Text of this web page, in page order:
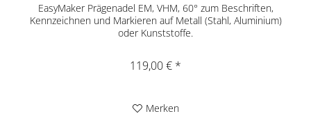
EasyMaker Prägenadel EM, VHM, 60° zum Beschriften,
Kennzeichnen und Markieren auf Metall (Stahl, Aluminium)
oder Kunststoffe.
119,00 € *
Merken